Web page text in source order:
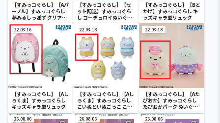
【すみっコぐらし】【Aパ
ープル】すみっコぐらし
夢みるしっぽず クリア窓
付き収納ボックス
【すみっコぐらし】【セ
ット配送】すみっコぐら
し コーデュロイぬいぐる
みXL プレミアム ぺんぎ
ん？
【すみっコぐらし】【Bと
かげ】すみっコぐらし キ
ッズキャラ型リュック
22.03.16
【すみっコぐらし】【Aし
ろくま】すみっコぐらし
キッズキャラ型リュック
22.03.18
【すみっコぐらし】【Aし
ろくま】すみっコぐらし
こいぬといぬごっこ ころ
っとぬいぐるみ
22.03.18
【すみっコぐらし】【Aた
ぴおか】すみっコぐらし
たぴおかパーク ぬいぐる
みXL Part2
26.08.06 26.08.06 26.08.06